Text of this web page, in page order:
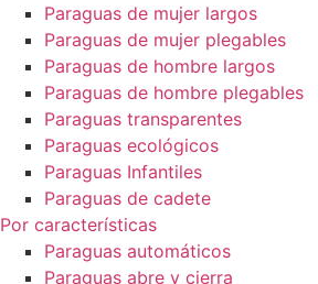
Paraguas de mujer largos
Paraguas de mujer plegables
Paraguas de hombre largos
Paraguas de hombre plegables
Paraguas transparentes
Paraguas ecológicos
Paraguas Infantiles
Paraguas de cadete
Por características
Paraguas automáticos
Paraguas abre y cierra